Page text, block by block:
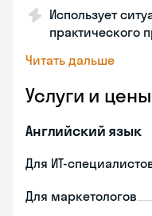
Использует
практического
Читать дальше
Услуги и цены
Английский язык
Для ИТ-
Для маркетологов